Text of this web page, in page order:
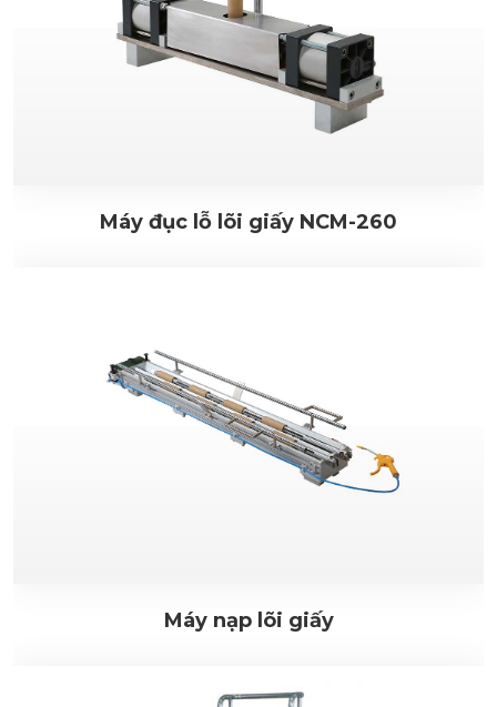
Máy đục lỗ lõi giấy NCM-260
Máy nạp lõi giấy